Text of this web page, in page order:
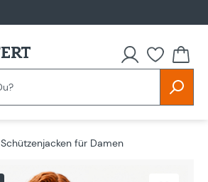
Schützenjacken für Damen